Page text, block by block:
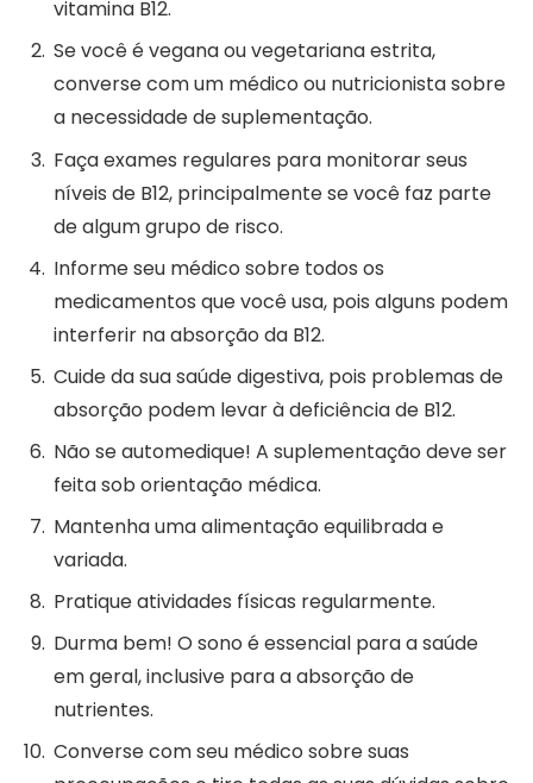
vitamina B12.
Se você é vegana ou vegetariana estrita,
converse com um médico ou nutricionista sobre
a necessidade de suplementação.
Faça exames regulares para monitorar seus
níveis de B12, principalmente se você faz parte
de algum grupo de risco.
Informe seu médico sobre todos os
medicamentos que você usa, pois alguns podem
interferir na absorção da B12.
Cuide da sua saúde digestiva, pois problemas de
absorção podem levar à deficiência de B12.
Não se automedique! A suplementação deve ser
feita sob orientação médica.
Mantenha uma alimentação equilibrada e
variada.
Pratique atividades físicas regularmente.
Durma bem! O sono é essencial para a saúde
em geral, inclusive para a absorção de
nutrientes.
Converse com seu médico sobre suas